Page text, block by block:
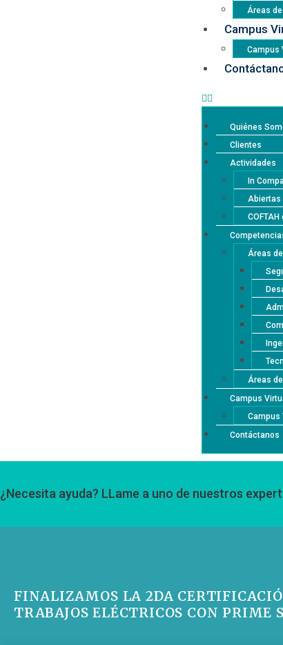
Áreas
Campus
Campus
Quiénes
Clientes
Actividades
In
Abiertas
Áreas
Áreas
Campus
Campus
Contáctanos
¿Necesita ayuda? LLame a uno de nuestros
FINALIZAMOS LA 2DA
TRABAJOS ELÉCTRICOS CON PRIME